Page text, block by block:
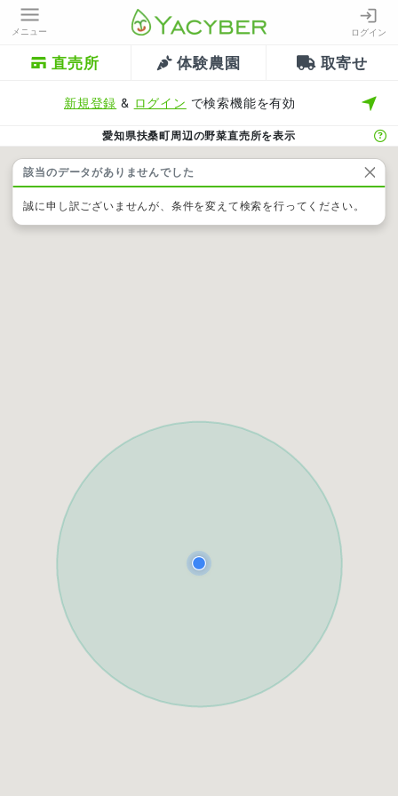
メニュー ログイン
直売所 体験農園 取寄せ
新規登録 & ログイン で検索機能を有効
愛知県扶桑町周辺の野菜直売所を表示
該当のデータがありませんでした
誠に申し訳ございませんが、条件を変えて検索を行ってください。